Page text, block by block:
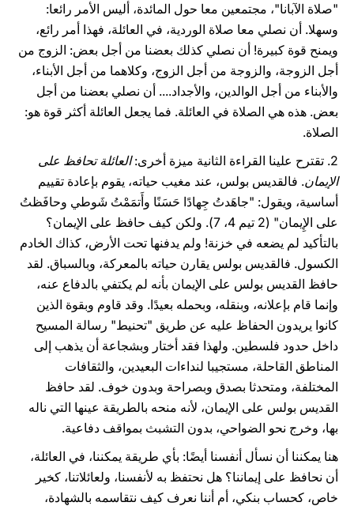
"صلاة الآبانا"، مجتمعين معا حول المائدة، أليس الأمر رائعا:
وسهلا. أن نصلي معا صلاة الوردية، في العائلة، فهذا أمر رائع،
ويمنح قوة كبيرة! أن نصلي كذلك بعضنا من أجل بعض: الزوج من
أجل الزوجة، والزوجة من أجل الزوج، وكلاهما من أجل الأبناء،
والأبناء من أجل الوالدين، والأجداد.... أن نصلي بعضنا من أجل
بعض. هذه هي الصلاة في العائلة. فما يجعل العائلة أكثر قوة هو:
الصلاة.
2. تقترح علينا القراءة الثانية ميزة أخرى:
العائلة تحافظ على
الإيمان. فالقديس بولس، عند مغيب حياته، يقوم بإعادة تقييم
أساسية، ويقول: "جاهَدتُ جِهادًا حَسَنًا وأَتمَمْتُ شَوطي وحافَظتُ
على الإِيمان" (2 تيم 4، 7). ولكن كيف حافظ على الإيمان؟
بالتأكيد لم يضعه في خزنة! ولم يدفنها تحت الأرض، كذاك الخادم
الكسول. فالقديس بولس يقارن حياته بالمعركة، وبالسباق. لقد
حافظ القديس بولس على الإيمان بأنه لم يكتفي بالدفاع عنه،
وإنما قام بإعلانه، وبنقله، وبحمله بعيدًا. وقد قاوم وبقوة الذين
كانوا يريدون الحفاظ عليه عن طريق "تحنيط" رسالة المسيح
داخل حدود فلسطين. ولهذا فقد أختار وبشجاعة أن يذهب إلى
المناطق القاحلة، مستجيبا لنداءات البعيدين، والثقافات
المختلفة، ومتحدثا بصدق وبصراحة وبدون خوف. لقد حافظ
القديس بولس على الإيمان، لأنه منحه بالطريقة عينها التي ناله
بها، وخرج نحو الضواحي، بدون التشبث بمواقف دفاعية.
هنا يمكننا أن نسأل أنفسنا أيضًا: بأي طريقة يمكننا، في العائلة،
أن نحافظ على إيماننا؟ هل نحتفظ به لأنفسنا، ولعائلاتنا، كخير
خاص، كحساب بنكي، أم أننا نعرف كيف نتقاسمه بالشهادة،